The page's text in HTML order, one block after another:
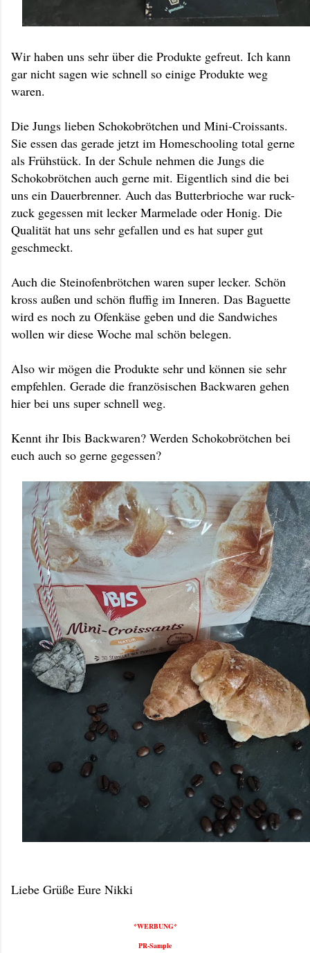
Wir haben uns sehr über die Produkte gefreut. Ich kann
gar nicht sagen wie schnell so einige Produkte weg
waren.
Die Jungs lieben Schokobrötchen und Mini-Croissants.
Sie essen das gerade jetzt im Homeschooling total gerne
als Frühstück. In der Schule nehmen die Jungs die
Schokobrötchen auch gerne mit. Eigentlich sind die bei
uns ein Dauerbrenner. Auch das Butterbrioche war ruck-
zuck gegessen mit lecker Marmelade oder Honig. Die
Qualität hat uns sehr gefallen und es hat super gut
geschmeckt.
Auch die Steinofenbrötchen waren super lecker. Schön
kross außen und schön fluffig im Inneren. Das Baguette
wird es noch zu Ofenkäse geben und die Sandwiches
wollen wir diese Woche mal schön belegen.
Also wir mögen die Produkte sehr und können sie sehr
empfehlen. Gerade die französischen Backwaren gehen
hier bei uns super schnell weg.
Kennt ihr Ibis Backwaren? Werden Schokobrötchen bei
euch auch so gerne gegessen?
Liebe Grüße Eure Nikki
*WERBUNG*
PR-Sample